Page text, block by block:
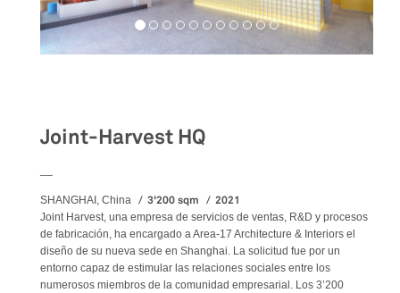
Joint-Harvest HQ
SHANGHAI, China 3'200 sqm 2021
Joint Harvest, una empresa de servicios de ventas, R&D y procesos
de fabricación, ha encargado a Area-17 Architecture & Interiors el
diseño de su nueva sede en Shanghai. La solicitud fue por un
entorno capaz de estimular las relaciones sociales entre los
numerosos miembros de la comunidad empresarial. Los 3’200